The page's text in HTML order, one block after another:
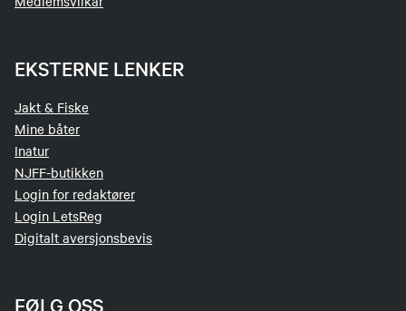
EKSTERNE LENKER
Jakt & Fiske
Mine båter
Inatur
NJFF-butikken
Login for redaktører
Login LetsReg
Digitalt aversjonsbevis
FØLG OSS